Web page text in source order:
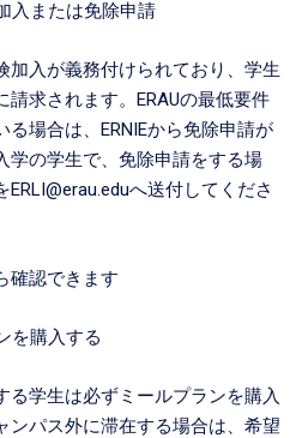
入または免除申請
加入が義務付けられており、学生
求されます。ERAUの最低要件
る場合は、ERNIEから免除申請が
学の学生で、免除申請をする場
へ送付してくださ
確認できます
を購入する
る学生は必ずミールプランを購入
ンパス外に滞在する場合は、希望